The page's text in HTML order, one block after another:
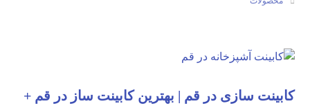
کابینت سازی در قم | بهترین کابینت ساز در قم +